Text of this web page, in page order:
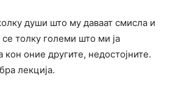
души што му даваат смисла и
толку големи што ми ја
кон оние другите, недостојните.
лекција.